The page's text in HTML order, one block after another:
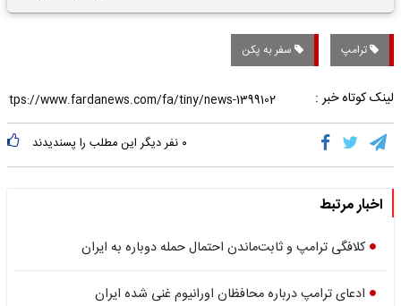
تاریخی واریز خواهد شد؟
ترامپ سفر به پکن
لینک کوتاه خبر :
۰ نفر دیگر این مطلب را پسندیدند
اخبار مرتبط
کلافگی ترامپ و ثابت‌ماندن احتمال حمله دوباره به ایران
ادعای ترامپ درباره محافظان اورانیوم غنی شده ایران